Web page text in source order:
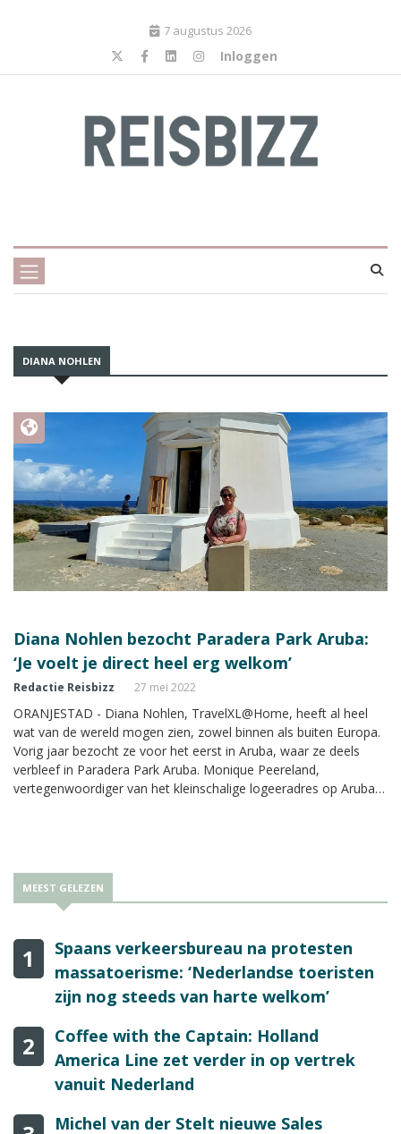
7 augustus 2026
Inloggen
DIANA NOHLEN
Diana Nohlen bezocht Paradera Park Aruba:
‘Je voelt je direct heel erg welkom’
Redactie Reisbizz 27 mei 2022
ORANJESTAD - Diana Nohlen, TravelXL@Home, heeft al heel
wat van de wereld mogen zien, zowel binnen als buiten Europa.
Vorig jaar bezocht ze voor het eerst in Aruba, waar ze deels
verbleef in Paradera Park Aruba. Monique Peereland,
vertegenwoordiger van het kleinschalige logeeradres op Aruba,
MEEST GELEZEN
1
Spaans verkeersbureau na protesten
massatoerisme: ‘Nederlandse toeristen
zijn nog steeds van harte welkom’
2
Coffee with the Captain: Holland
America Line zet verder in op vertrek
vanuit Nederland
Michel van der Stelt nieuwe Sales